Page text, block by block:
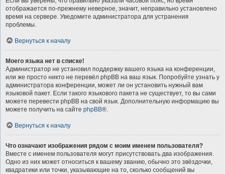
отображается по-прежнему неверное, значит, неправильно установлено
время на сервере. Уведомите администратора для устранения
проблемы.
Вернуться к началу
Моего языка нет в списке!
Администратор не установил поддержку вашего языка на конференции,
или же просто никто не перевёл phpBB на ваш язык. Попробуйте узнать у
администратора конференции, может ли он установить нужный вам
языковой пакет. Если такого языкового пакета не существует, то вы сами
можете перевести phpBB на свой язык. Дополнительную информацию вы
можете получить на сайте phpBB®.
Вернуться к началу
Что означают изображения рядом с моим именем пользователя?
Вместе с именем пользователя могут присутствовать два изображения.
Одно из них может относиться к вашему званию, обычно это звёздочки,
квадратики или точки, указывающие на то, сколько сообщений вы